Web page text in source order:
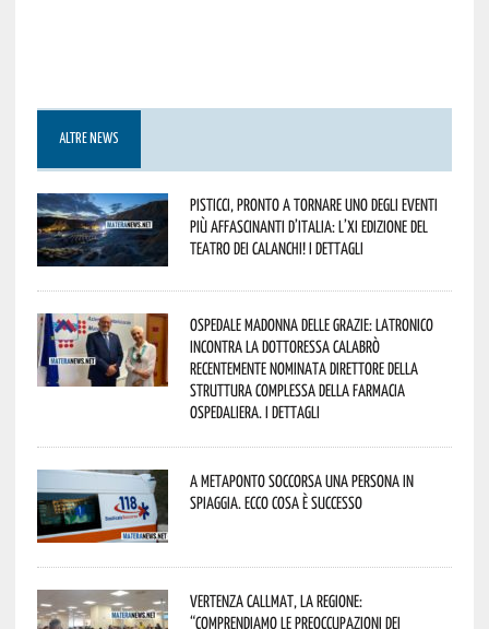
ALTRE NEWS
Pisticci, pronto a tornare uno degli eventi
più affascinanti d’Italia: l’XI edizione del
Teatro dei Calanchi! I dettagli
Ospedale Madonna delle Grazie: Latronico
incontra la dottoressa Calabrò
recentemente nominata Direttore della
Struttura Complessa della Farmacia
Ospedaliera. I dettagli
A Metaponto soccorsa una persona in
spiaggia. Ecco cosa è successo
Vertenza CallMat, la Regione:
“comprendiamo le preoccupazioni dei